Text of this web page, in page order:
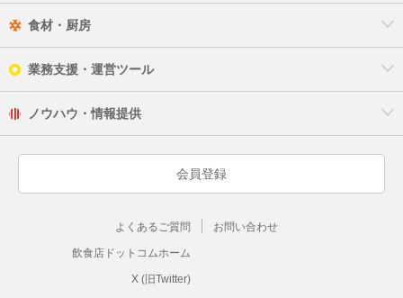
食材・厨房
業務支援・運営ツール
ノウハウ・情報提供
会員登録
よくあるご質問 お問い合わせ
飲食店ドットコムホーム
X (旧Twitter)